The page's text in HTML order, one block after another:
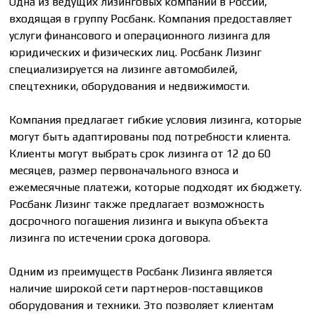
входящая в группу Росбанк. Компания предоставляет
услуги финансового и операционного лизинга для
юридических и физических лиц. Росбанк Лизинг
специализируется на лизинге автомобилей,
спецтехники, оборудования и недвижимости.
Компания предлагает гибкие условия лизинга, которые
могут быть адаптированы под потребности клиента.
Клиенты могут выбрать срок лизинга от 12 до 60
месяцев, размер первоначального взноса и
ежемесячные платежи, которые подходят их бюджету.
Росбанк Лизинг также предлагает возможность
досрочного погашения лизинга и выкупа объекта
лизинга по истечении срока договора.
Одним из преимуществ Росбанк Лизинга является
наличие широкой сети партнеров-поставщиков
оборудования и техники. Это позволяет клиентам